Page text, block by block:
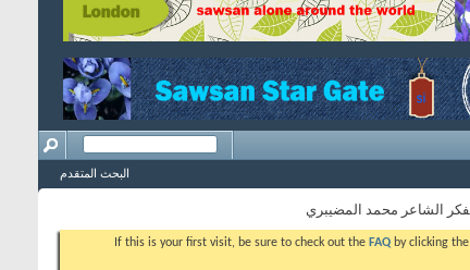
البحث المتقدم
الشاعر محمد المضيبري
If this is your first visit, be sure to check out the FAQ by clicking